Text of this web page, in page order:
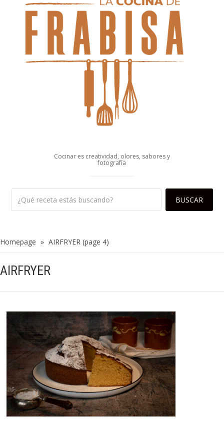
Cocinar es creatividad, olores, sabores y
fotografía
Homepage » AIRFRYER (page 4)
AIRFRYER